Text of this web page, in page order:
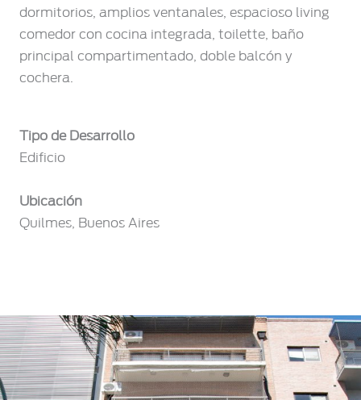
dormitorios, amplios ventanales, espacioso living
comedor con cocina integrada, toilette, baño
principal compartimentado, doble balcón y
cochera.
Tipo de Desarrollo
Edificio
Ubicación
Quilmes, Buenos Aires